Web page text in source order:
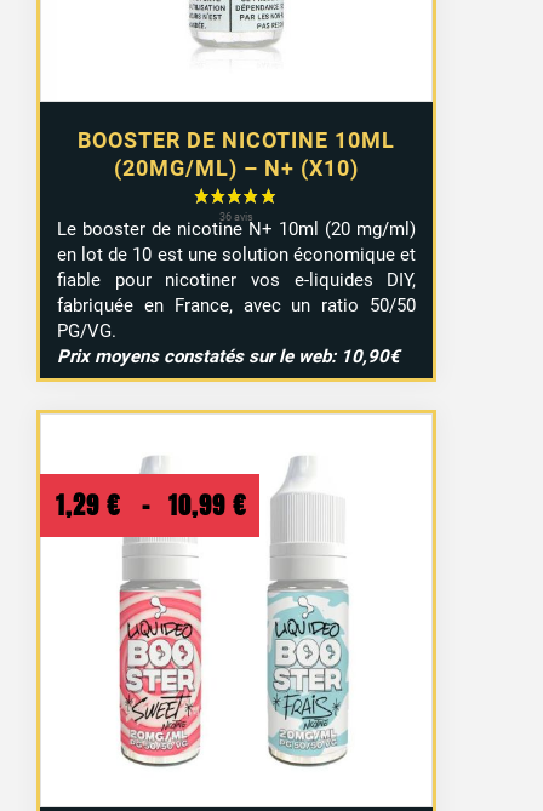
BOOSTER DE NICOTINE 10ML
(20MG/ML) – N+ (X10)
9,29 €
Le booster de nicotine N+ 10ml (20 mg/ml)
en lot de 10 est une solution économique et
fiable pour nicotiner vos e-liquides DIY,
fabriquée en France, avec un ratio 50/50
PG/VG.
Prix moyens constatés sur le web: 10,90€
1,29 € – 10,99 €
Plage
de
prix :
1,29 €
10,99 €